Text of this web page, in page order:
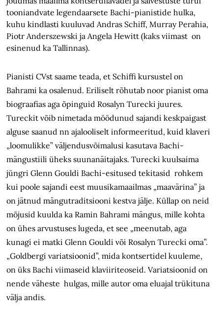
tooniandvate legendaarsete Bachi-pianistide hulka,
kuhu kindlasti kuuluvad Andras Schiff, Murray Perahia,
Piotr Anderszewski ja Angela Hewitt (kaks viimast on
esinenud ka Tallinnas).
Pianisti CVst saame teada, et Schiffi kursustel on
Bahrami ka osalenud. Eriliselt rõhutab noor pianist oma
biograafias aga õpinguid Rosalyn Turecki juures.
Tureckit võib nimetada möödunud sajandi keskpaigast
alguse saanud nn ajalooliselt informeeritud, kuid klaveri
„loomulikke” väljendusvõimalusi kasutava Bachi-
mängustiili üheks suunanäitajaks. Turecki kuulsaima
jüngri Glenn Gouldi Bachi-esitused tekitasid rohkem
kui poole sajandi eest muusikamaailmas „maavärina” ja
on jätnud mängutraditsiooni kestva jälje. Küllap on neid
mõjusid kuulda ka Ramin Bahrami mängus, mille kohta
on ühes arvustuses lugeda, et see „meenutab, aga
kunagi ei matki Glenn Gouldi või Rosalyn Turecki oma”.
„Goldbergi variatsioonid”, mida kontsertidel kuuleme,
on üks Bachi viimaseid klaviiriteoseid. Variatsioonid on
nende väheste hulgas, mille autor oma eluajal trükituna
välja andis.